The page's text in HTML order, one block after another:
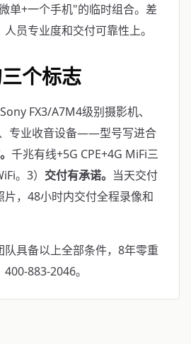
单+一个手机"的临时组合。差
员专业度和交付可靠性上。
个标志
Sony FX3/A7M4级别摄影机、
专业收音设备——型号写进合
千兆有线+5G CPE+4G MiFi三
。3） 交付有承诺。 当天交付
，48小时内交付全程录像和
具备以上全部条件，8年零重
883-2046。